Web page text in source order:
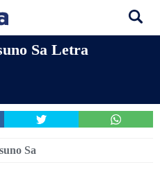
Sa Letra
Sa